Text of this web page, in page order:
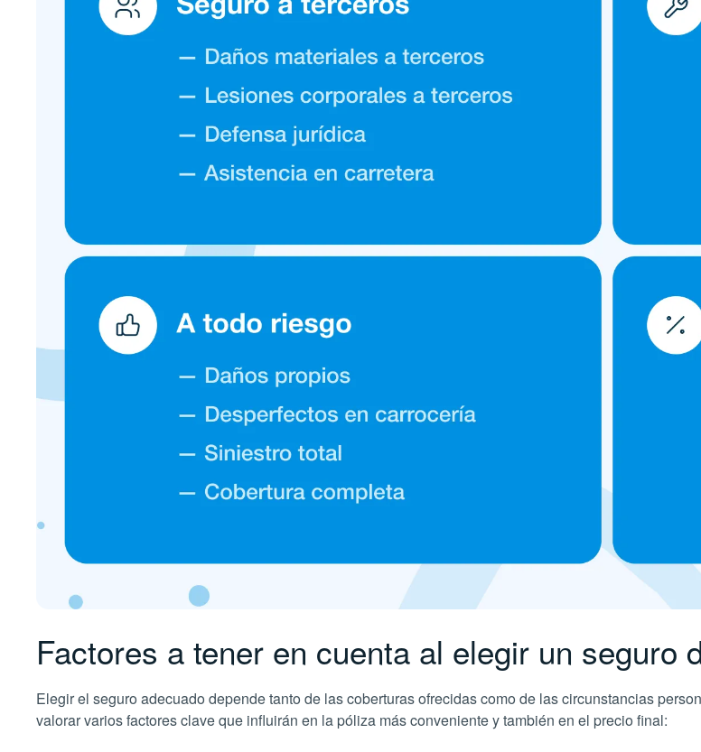
Factores a tener en cuenta al elegir un seguro
Elegir el seguro adecuado depende tanto de las coberturas ofrecidas como de las circunstancias
valorar varios factores clave que influirán en la póliza más conveniente y también en el precio final: